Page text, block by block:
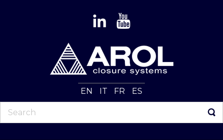
EN IT FR ES